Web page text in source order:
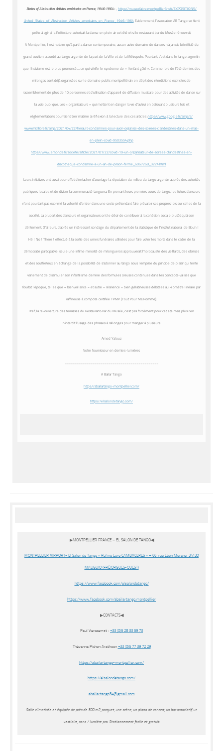
States of Abstraction. Artistes américains en France, 1946-1964« , https://museefabre.montpellier3m.fr/EXPOSITIONS/
United_States_of_Abstraction_ Artistes_americains_en_France_ 1946-1964Evidemment, l’association AB Tango se tient
prête à agir si la Préfecture autorisait la danse en plein air cet été et si le restaurant bar du Musée ré-ouvrait.
A Montpellier, il est notoire qu’à part la danse contemporaine, aucun autre domaine de danses n’a jamais bénéficié du
grand soutien accordé au tango argentin de la part de la Ville et de la Métropole. Pourtant, c’est dans le tango argentin
que l’incivisme est le plus prononcé,… ce qui vérifie le syndrome de « l’enfant gâté ». Comme lors de l’été dernier, des
milongas sont déjà organisées sur le domaine public montpelliérain en dépit des interdictions explicites de
rassemblement de plus de 10 personnes et d’utilisation d’appareil de diffusion musicale pour des activités de danse sur
la voie publique. Les « organisateurs » qui mettent en danger la vie d’autrui en bafouant plusieurs lois et
réglementations pourraient tirer matière à réflexion à la lecture des ces articles :https://www.google.fr/amp/s/
www.midilibre.fr/amp/2021/04/22/herault-condamnes-pour-avoir-organise-des-soirees-clandestines-dans-un-mas-
en-plein-covid-9503554.php
https://www.lemonde.fr/societe/article/2021/01/22/covid-19-un-organisateur-de-soirees-clandestines-en-
discotheque-condamne-a-un-an-de-prison-ferme_6067268_3224.html
Leurs initiatives ont aussi pour effet d’entacher d’avantage la réputation du milieu du tango argentin auprès des autorités
publiques locales et de diviser la communauté tanguera. En prenant leurs premiers cours de tango, les futurs danseurs
n’ont pourtant pas exprimé la volonté d’entrer dans une secte prétendant faire prévaloir ses propres lois sur celles de la
société. La plupart des danseurs et organisateurs ont le désir de contribuer à la cohésion sociale plutôt qu’à son
délitement. D’ailleurs, d’après un intéressant sondage du département de la statistique de l’institut national de Bouh !
Hé ! No ! There ! effectué à la sortie des urnes funéraires utilisées pour faire voter les morts dans le cadre de la
démocratie participative, seule une infime minorité de milongueros approuverait l’holocauste des vieillards, des obèses
et des souffreteux en échange de la possibilité de s’adonner au tango sous l’emprise du principe de plaisir qui tente
vainement de dissimuler son infantilisme derrière des formules creuses contenues dans les concepts-valises que
fourbit l’époque, telles que « bienveillance » et autre « résilience » bien gélatineuses débitées au kilomètre linéaire par
raffineuse à compote certifiée TPMP (Tout Pour Ma Pomme).
Bref, la ré-ouverture des terrasses du Restaurant-Bar du Musée, c’est pas forcément pour cet été mais plus rien
n’interdit l’usage des phrases à rallonges pour manger à plusieurs.
Amed Yalouz
Votre fournisseur en demies-lumières
A Bailar Tango
https://abailartango-montpellier.com/
https://elsalondetango.com/
▶MONTPELLIER FRANCE – EL SALON DE TANGO◀
MONTPELLIER AIRPORT- El Salon de Tango « Rufino Luro CAMBACERES » – 66, rue Léon Morane, 34130
MAUGUIO (FRÉJORGUES-OUEST)
https://www.facebook.com/elsalondetango/
https://www.facebook.com/abailartango.montpellier
▶CONTACTS◀
Paul Vercaemst : +33 (0)6 28 33 69 73
Thévanna Pichon Arathoon +33 (0)6 77 39 72 29
https://abailartango-montpellier.com/
https://elsalondetango.com/
abailartango34@gmail.com
Salle climatisée et équipée de près de 300 m2, parquet, une scène, un piano de concert, un bar associatif, un
vestiaire, sono / lumière pro. Stationnement facile et gratuit.